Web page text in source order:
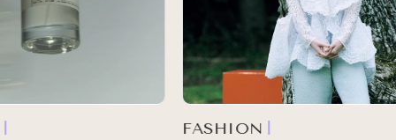
FASHION